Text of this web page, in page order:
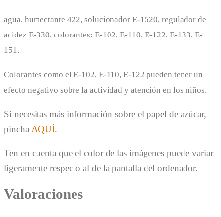
agua, humectante 422, solucionador E-1520, regulador de
acidez E-330, colorantes: E-102, E-110, E-122, E-133, E-
151.
Colorantes como el E-102, E-110, E-122 pueden tener un
efecto negativo sobre la actividad y atención en los niños.
Si necesitas más información sobre el papel de azúcar,
pincha AQUÍ.
Ten en cuenta que el color de las imágenes puede variar
ligeramente respecto al de la pantalla del ordenador.
Valoraciones